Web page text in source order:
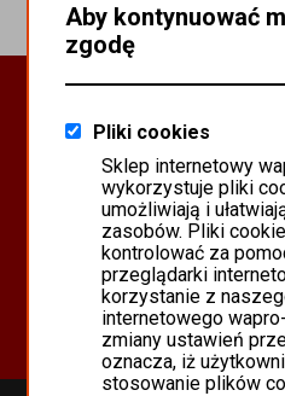
PROGRAMY WAPRO ERP
PROGRAMY MISTRAL
SYSTEM SCANMAG
Oferta
Programy Asseco
Odnowienia 365 i
Aby kontynuować
zgodę
Pliki cookies
Sklep internetowy
wykorzystuje pliki
umożliwiają i
zasobów. Pliki
kontrolować za
przeglądarki
korzystanie z
internetowego
zmiany ustawień
oznacza, iż
stosowanie plików